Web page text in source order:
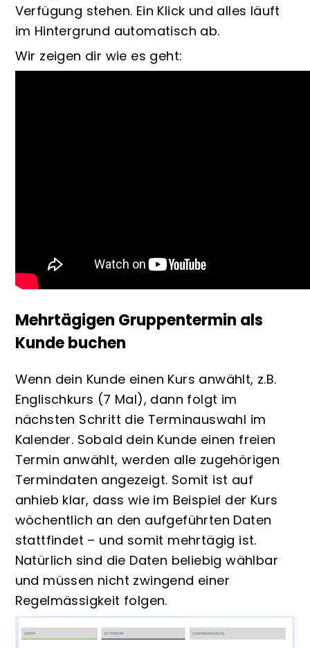
Verfügung stehen. Ein Klick und alles läuft
im Hintergrund automatisch ab.
Wir zeigen dir wie es geht:
Mehrtägigen Gruppentermin als
Kunde buchen
Wenn dein Kunde einen Kurs anwählt, z.B.
Englischkurs (7 Mal), dann folgt im
nächsten Schritt die Terminauswahl im
Kalender. Sobald dein Kunde einen freien
Termin anwählt, werden alle zugehörigen
Termindaten angezeigt. Somit ist auf
anhieb klar, dass wie im Beispiel der Kurs
wöchentlich an den aufgeführten Daten
stattfindet – und somit mehrtägig ist.
Natürlich sind die Daten beliebig wählbar
und müssen nicht zwingend einer
Regelmässigkeit folgen.